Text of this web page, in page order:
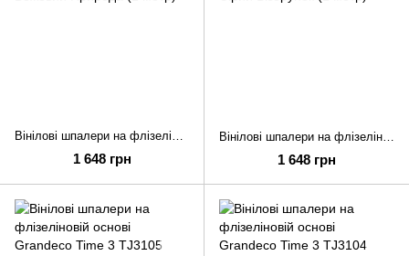
Вінілові шпалери на флізеліновій основі Grandeco Time 3 TJ3201 Бежевий Природа (1 метр)
1 648 грн
Вінілові шпалери на флізеліновій основі Grandeco Time 3 TJ3106 Сірий Візерунок (1 метр)
1 648 грн